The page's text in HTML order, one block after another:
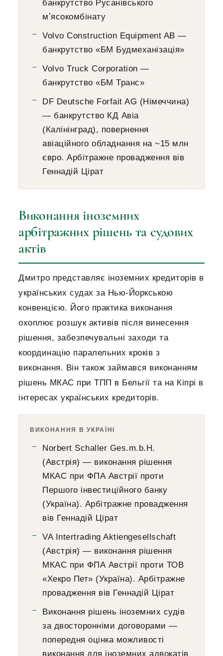
банкрутство Русанівського
мʼясокомбінату
Volvo Construction Equipment AB —
банкрутство «БМ Будмеханізація»
Volvo Truck Corporation —
банкрутство «БМ Транс»
DF Deutsche Forfait AG (Німеччина)
— банкрутство КД Авіа
(Калінінград), повернення
авіаційного обладнання на ~15 млн
євро. Арбітражне провадження вів
Геннадій Цірат
Виконання іноземних
арбітражних рішень та судових
актів
Дмитро представляє іноземних кредиторів в
українських судах за Нью-Йоркською
конвенцією. Його практика виконання
охоплює розшук активів після винесення
рішення, забезпечувальні заходи та
координацію паралельних кроків з
виконання. Він також займався виконанням
рішень МКАС при ТПП в Бельгії та на Кіпрі в
інтересах українських кредиторів.
ВИКОНАННЯ В УКРАЇНІ
Norbert Schaller Ges.m.b.H.
(Австрія) — виконання рішення
МКАС при ФПА Австрії проти
Першого інвестиційного банку
(Україна). Арбітражне провадження
вів Геннадій Цірат
VA Intertrading Aktiengesellschaft
(Австрія) — виконання рішення
МКАС при ФПА Австрії проти ТОВ
«Хекро Пет» (Україна). Арбітражне
провадження вів Геннадій Цірат
Виконання рішень іноземних судів
за двосторонніми договорами —
попередня оцінка можливості
виконання для іноземних адвокатів